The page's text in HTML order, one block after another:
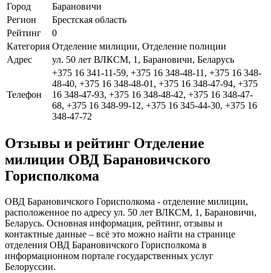
Город
Барановичи
Регион
Брестская область
Рейтинг
0
Категория Отделение милиции, Отделение полиции
Адрес
ул. 50 лет ВЛКСМ, 1, Барановичи, Беларусь
Телефон
+375 16 341-11-59, +375 16 348-48-11, +375 16 348-
48-40, +375 16 348-48-01, +375 16 348-47-94, +375
16 348-47-93, +375 16 348-48-42, +375 16 348-47-
68, +375 16 348-99-12, +375 16 345-44-30, +375 16
348-47-72
Отзывы и рейтинг Отделение
милиции ОВД Барановичского
Горисполкома
ОВД Барановичского Горисполкома - отделение милиции,
расположенное по адресу ул. 50 лет ВЛКСМ, 1, Барановичи,
Беларусь. Основная информация, рейтинг, отзывы и
контактные данные – всё это можно найти на странице
отделения ОВД Барановичского Горисполкома в
информационном портале государственных услуг
Белоруссии.